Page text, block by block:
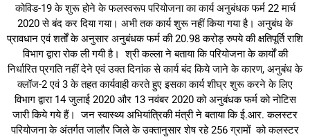
कोविड-19 के शुरू होने के फलस्वरूप परियोजना का कार्य अनुबंधक फर्म 22 मार्च
2020 से बंद कर दिया गया। अभी तक कार्य शुरू नहीं किया गया है। अनुबंध के
प्रावधान एवं शर्तों के अनुसार अनुबंधक फर्म की 20.98 करोड़ रुपये की क्षतिपूर्ति राशि
विभाग द्वारा रोक ली गयी है। श्री कल्ला ने बताया कि परियोजना के कार्यों की
निर्धारित प्रगति नहीं देने एवं उक्त दिनांक से कार्य बंद किये जाने के कारण, अनुबंध के
क्लॉज-2 एवं 3 के तहत कार्यवाही करते हुए इसका कार्य शीघ्र शुरू करने के लिए
विभाग द्वारा 14 जुलाई 2020 और 13 नवंबर 2020 को अनुबंधक फर्म को नोटिस
जारी किये गये हैं। जन स्वास्थ्य अभियांत्रिकी मंत्री ने बताया कि ई.आर. कलस्टर
परियोजना के अंतर्गत जालौर जिले के उक्तानुसार शेष रहे 256 ग्रामों को कलस्टर